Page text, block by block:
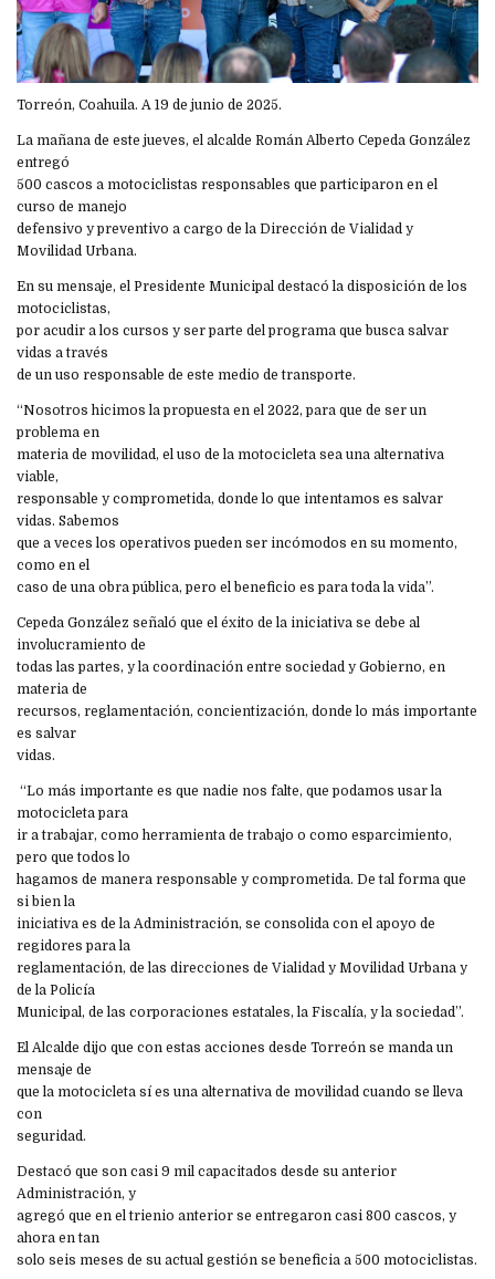
Torreón, Coahuila. A 19 de junio de 2025.
La mañana de este jueves, el alcalde Román Alberto Cepeda González
entregó
500 cascos a motociclistas responsables que participaron en el
curso de manejo
defensivo y preventivo a cargo de la Dirección de Vialidad y
Movilidad Urbana.
En su mensaje, el Presidente Municipal destacó la disposición de los
motociclistas,
por acudir a los cursos y ser parte del programa que busca salvar
vidas a través
de un uso responsable de este medio de transporte.
“Nosotros hicimos la propuesta en el 2022, para que de ser un
problema en
materia de movilidad, el uso de la motocicleta sea una alternativa
viable,
responsable y comprometida, donde lo que intentamos es salvar
vidas. Sabemos
que a veces los operativos pueden ser incómodos en su momento,
como en el
caso de una obra pública, pero el beneficio es para toda la vida”.
Cepeda González señaló que el éxito de la iniciativa se debe al
involucramiento de
todas las partes, y la coordinación entre sociedad y Gobierno, en
materia de
recursos, reglamentación, concientización, donde lo más importante
es salvar
vidas.
“Lo más importante es que nadie nos falte, que podamos usar la
motocicleta para
ir a trabajar, como herramienta de trabajo o como esparcimiento,
pero que todos lo
hagamos de manera responsable y comprometida. De tal forma que
si bien la
iniciativa es de la Administración, se consolida con el apoyo de
regidores para la
reglamentación, de las direcciones de Vialidad y Movilidad Urbana y
de la Policía
Municipal, de las corporaciones estatales, la Fiscalía, y la sociedad”.
El Alcalde dijo que con estas acciones desde Torreón se manda un
mensaje de
que la motocicleta sí es una alternativa de movilidad cuando se lleva
con
seguridad.
Destacó que son casi 9 mil capacitados desde su anterior
Administración, y
agregó que en el trienio anterior se entregaron casi 800 cascos, y
ahora en tan
solo seis meses de su actual gestión se beneficia a 500 motociclistas.